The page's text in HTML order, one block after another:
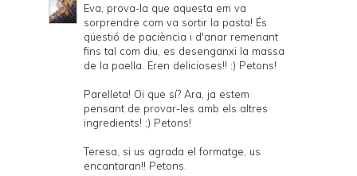
Eva, prova-la que aquesta em va
sorprendre com va sortir la pasta! És
qüestió de paciència i d'anar remenant
fins tal com diu, es desenganxi la massa
de la paella. Eren delicioses!! :) Petons!
Parelleta! Oi que sí? Ara, ja estem
pensant de provar-les amb els altres
ingredients! ;) Petons!
Teresa, si us agrada el formatge, us
encantaran!! Petons.